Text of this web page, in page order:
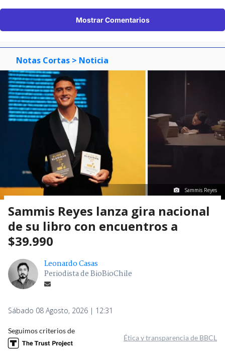
Mostrar Comentarios
Notas Cortas > Noticia
Sammis Reyes
Sammis Reyes lanza gira nacional
de su libro con encuentros a
$39.990
Leonardo Casas
Periodista de BioBioChile
Sábado 08 Agosto, 2026 | 12:31
Seguimos criterios de
Ética y transparencia de BBCL